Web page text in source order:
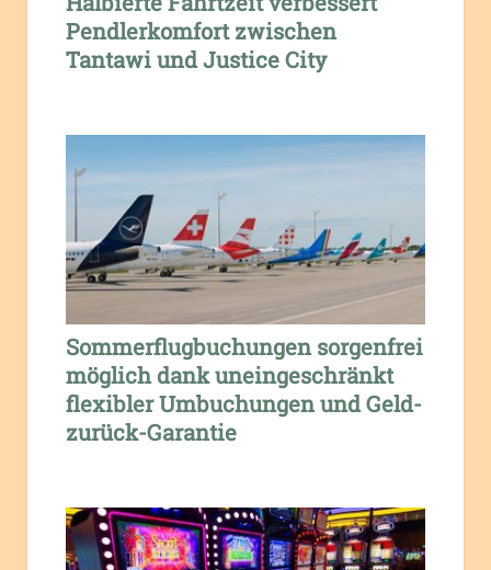
Pendlerkomfort zwischen
Tantawi und Justice City
Sommerflugbuchungen sorgenfrei
möglich dank uneingeschränkt
flexibler Umbuchungen und Geld-
zurück-Garantie